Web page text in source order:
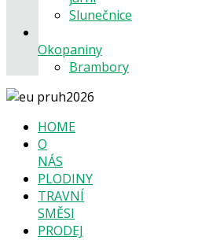
Slunečnice
Okopaniny
Brambory
HOME
O
NÁS
PLODINY
TRAVNÍ
SMĚSI
PRODEJ